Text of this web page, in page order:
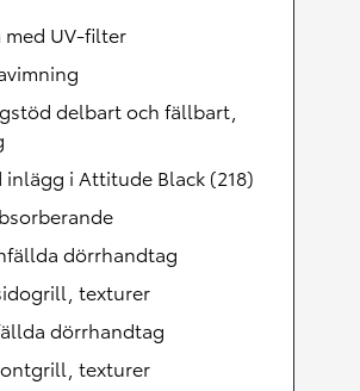
UV-filter
delbart och fällbart,
inlägg i Attitude Black (218)
dörrhandtag
texturer
dörrhandtag
texturer